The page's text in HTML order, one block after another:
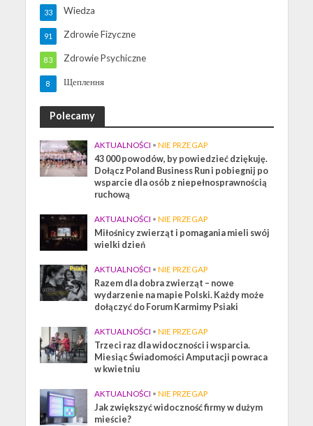
Wiedza
33
Zdrowie Fizyczne
91
Zdrowie Psychiczne
83
Щеплення
8
Polecamy
AKTUALNOŚCI • NIE PRZEGAP
43 000 powodów, by powiedzieć dziękuję.
Dołącz Poland Business Run i pobiegnij po
wsparcie dla osób z niepełnosprawnością
ruchową
AKTUALNOŚCI • NIE PRZEGAP
Miłośnicy zwierząt i pomagania mieli swój
wielki dzień
AKTUALNOŚCI • NIE PRZEGAP
Razem dla dobra zwierząt – nowe
wydarzenie na mapie Polski. Każdy może
dołączyć do Forum Karmimy Psiaki
AKTUALNOŚCI • NIE PRZEGAP
Trzeci raz dla widoczności i wsparcia.
Miesiąc Świadomości Amputacji powraca
w kwietniu
AKTUALNOŚCI • NIE PRZEGAP
Jak zwiększyć widoczność firmy w dużym
mieście?